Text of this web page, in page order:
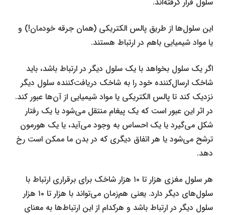
این سلول‌ها از طریق پالس الکتریکی (همان جرقه خودمان!) و
یا مواد شیمیایی باهم در ارتباط هستند.
اگر یک سلول بخواهد با یک سلول دیگر در ارتباط باشد، باید
شاخک ارسال‌کننده خود را به شاخک دریافت‌کننده سلول دیگر
نزدیک کند تا پالس الکتریکی یا مواد شیمیایی از آن‌ها عبور کند.
در اثر این عبور است که یک پیغام منتقل می‌شود یا یک رفتار
شکل می‌گیرد یا یک احساس به وجود می‌آید، یا یک هورمون
ترشح می‌شود یا هر اتفاق دیگری که در بدن ما ممکن است رخ
دهد.
هر سلول مغزی هزار تا ۱۰ هزار شاخک برای برقراری ارتباط با
سلول‌های دیگر دارد. یعنی هم‌زمان می‌تواند با هزار تا ۱۰ هزار
سلول دیگر در ارتباط باشد و هرکدام از این ارتباط‌ها به معنای